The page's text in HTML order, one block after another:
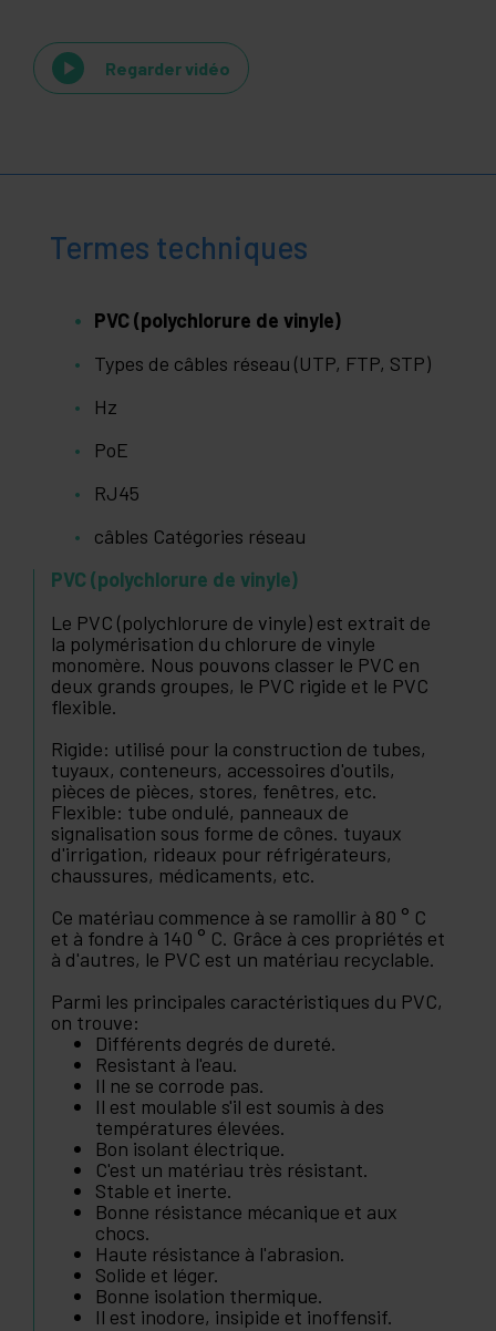
Regarder vidéo
Termes techniques
PVC (polychlorure de vinyle)
Types de câbles réseau (UTP, FTP, STP)
Hz
PoE
RJ45
câbles Catégories réseau
PVC (polychlorure de vinyle)
Le PVC (polychlorure de vinyle) est extrait de
la polymérisation du chlorure de vinyle
monomère. Nous pouvons classer le PVC en
deux grands groupes, le PVC rigide et le PVC
flexible.
Rigide: utilisé pour la construction de tubes,
tuyaux, conteneurs, accessoires d'outils,
pièces de pièces, stores, fenêtres, etc.
Flexible: tube ondulé, panneaux de
signalisation sous forme de cônes. tuyaux
d'irrigation, rideaux pour réfrigérateurs,
chaussures, médicaments, etc.
Ce matériau commence à se ramollir à 80 ° C
et à fondre à 140 ° C. Grâce à ces propriétés et
à d'autres, le PVC est un matériau recyclable.
Parmi les principales caractéristiques du PVC,
on trouve:
Différents degrés de dureté.
Resistant à l'eau.
Il ne se corrode pas.
Il est moulable s'il est soumis à des
températures élevées.
Bon isolant électrique.
C'est un matériau très résistant.
Stable et inerte.
Bonne résistance mécanique et aux
chocs.
Haute résistance à l'abrasion.
Solide et léger.
Bonne isolation thermique.
Il est inodore, insipide et inoffensif.